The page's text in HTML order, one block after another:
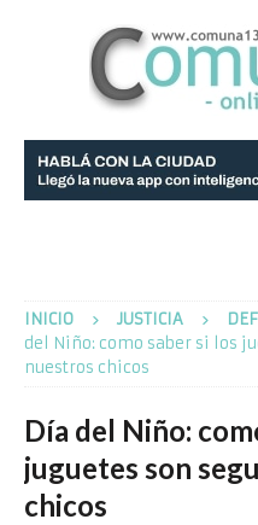
INICIO JUSTICIA
del Niño: como saber si los
nuestros chicos
Día del Niño:
juguetes son
chicos